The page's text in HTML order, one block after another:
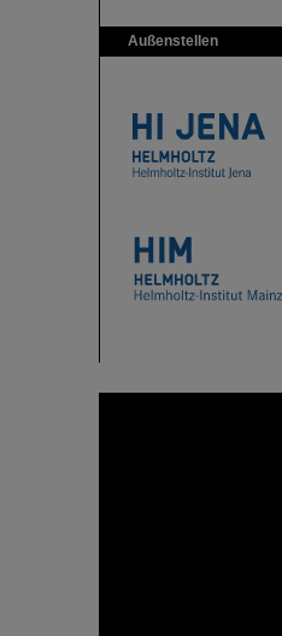
Außenstellen